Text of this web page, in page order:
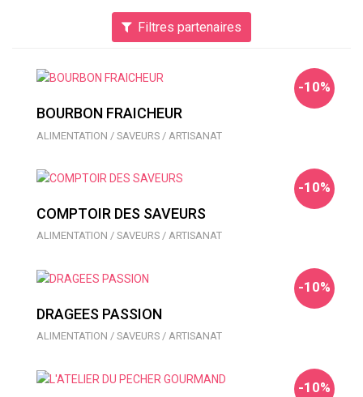
Filtres partenaires
-10%
BOURBON FRAICHEUR
ALIMENTATION / SAVEURS / ARTISANAT
-10%
COMPTOIR DES SAVEURS
ALIMENTATION / SAVEURS / ARTISANAT
-10%
DRAGEES PASSION
ALIMENTATION / SAVEURS / ARTISANAT
-10%